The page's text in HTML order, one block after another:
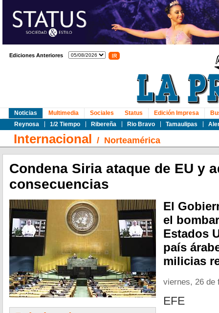
Ediciones Anteriores
Noticias
Reynosa
1/2 Tiempo Ribereña Rio Bravo Tamaulipas
Multimedia Sociales Status Edición Impresa
Internacional / Norteamérica
Condena Siria ataque de EU y
consecuencias
El
el
Estados
país
milicias
viernes, 26 de
EFE